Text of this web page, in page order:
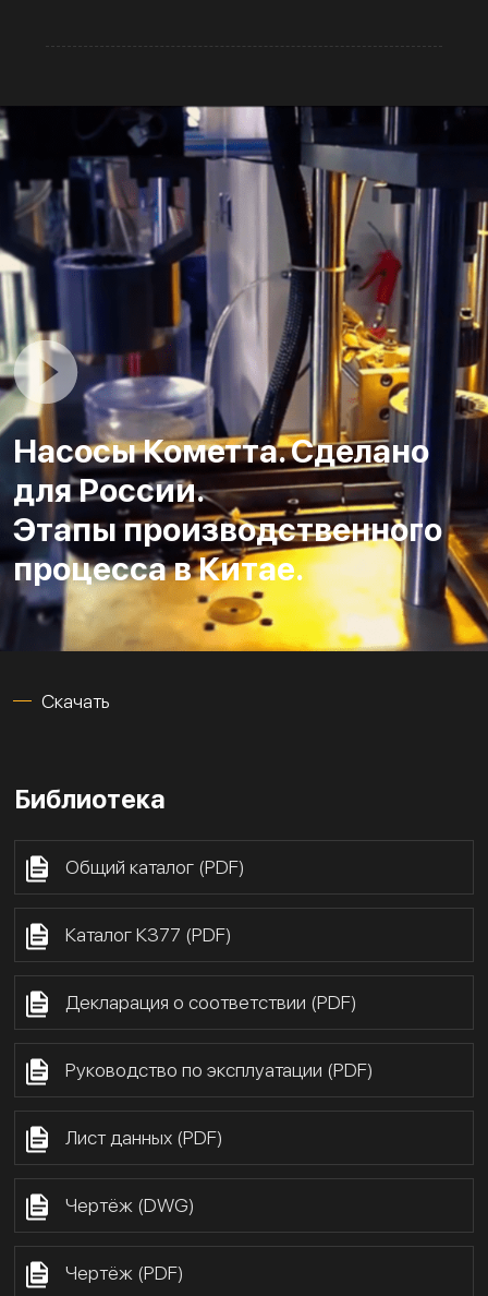
Насосы Кометта. Сделано
для России.
Этапы производственного
процесса в Китае.
Скачать
Библиотека
Общий каталог (PDF)
Каталог К377 (PDF)
Декларация о соответствии (PDF)
Руководство по эксплуатации (PDF)
Лист данных (PDF)
Чертёж (DWG)
Чертёж (PDF)